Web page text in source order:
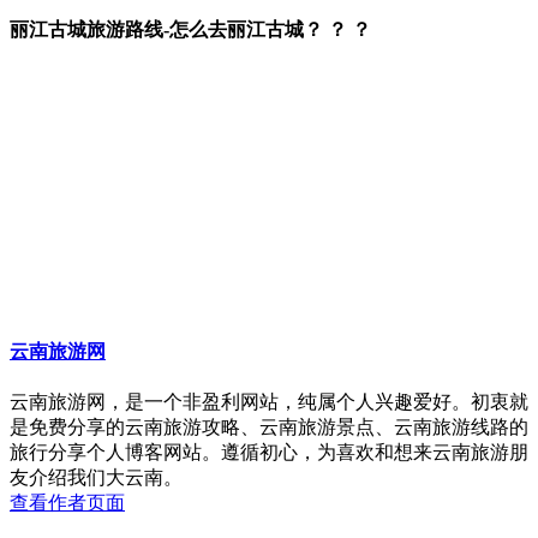
丽江古城旅游路线-怎么去丽江古城？ ？ ？
云南旅游网
云南旅游网，是一个非盈利网站，纯属个人兴趣爱好。初衷就
是免费分享的云南旅游攻略、云南旅游景点、云南旅游线路的
旅行分享个人博客网站。遵循初心，为喜欢和想来云南旅游朋
友介绍我们大云南。
查看作者页面